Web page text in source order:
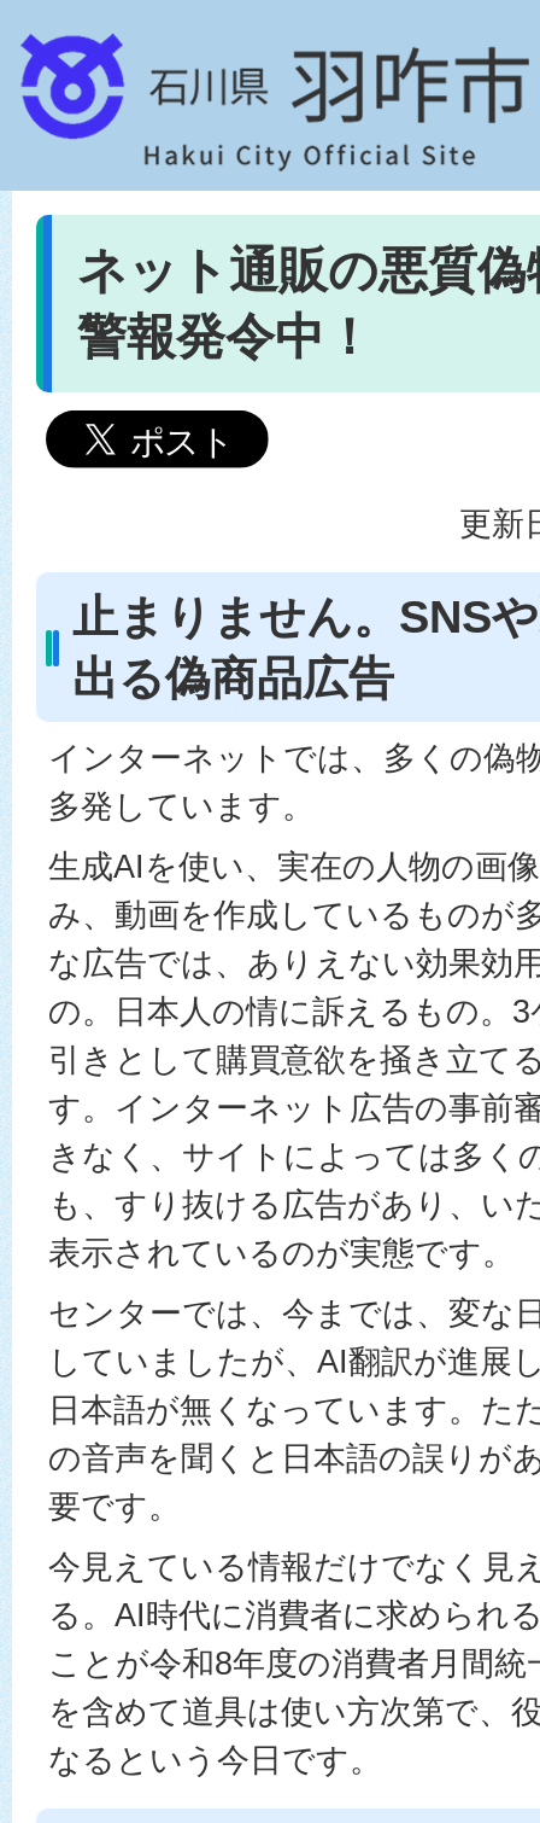
ネット通販の悪質
警報発令中！
更新
止まりません。SNS
出る偽商品広告
インターネットでは、多くの偽
多発しています。
生成AIを使い、実在の人物の画
み、動画を作成しているものが
な広告では、ありえない効果効
の。日本人の情に訴えるもの。
引きとして購買意欲を掻き立て
す。インターネット広告の事前
きなく、サイトによっては多く
も、すり抜ける広告があり、い
表示されているのが実態です。
センターでは、今までは、変な
していましたが、AI翻訳が進展
日本語が無くなっています。た
の音声を聞くと日本語の誤りが
要です。
今見えている情報だけでなく見
る。AI時代に消費者に求められ
ことが令和8年度の消費者月間
を含めて道具は使い方次第で、
なるという今日です。